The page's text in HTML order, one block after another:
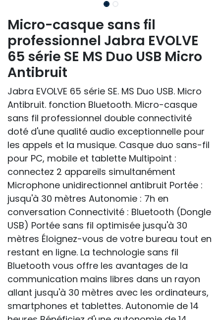
Micro-casque sans fil
professionnel Jabra EVOLVE
65 série SE MS Duo USB Micro
Antibruit
Jabra EVOLVE 65 série SE. MS Duo USB. Micro
Antibruit. fonction Bluetooth. Micro-casque
sans fil professionnel double connectivité
doté d'une qualité audio exceptionnelle pour
les appels et la musique. Casque duo sans-fil
pour PC, mobile et tablette Multipoint :
connectez 2 appareils simultanément
Microphone unidirectionnel antibruit Portée :
jusqu'à 30 mètres Autonomie : 7h en
conversation Connectivité : Bluetooth (Dongle
USB) Portée sans fil optimisée jusqu'à 30
mètres Éloignez-vous de votre bureau tout en
restant en ligne. La technologie sans fil
Bluetooth vous offre les avantages de la
communication mains libres dans un rayon
allant jusqu'à 30 mètres avec les ordinateurs,
smartphones et tablettes. Autonomie de 14